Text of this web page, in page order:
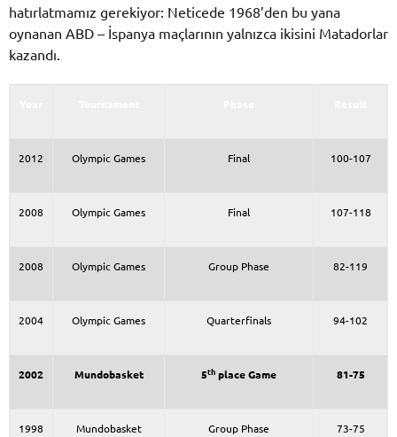
hatırlatmamız gerekiyor: Neticede 1968’den bu yana
oynanan ABD – İspanya maçlarının yalnızca ikisini Matadorlar
kazandı.
2012 Olympic Games Final 100-107
2008 Olympic Games Final 107-118
2008 Olympic Games Group Phase 82-119
2004 Olympic Games Quarterfinals 94-102
2002 Mundobasket 5th place Game 81-75
1998 Mundobasket Group Phase 73-75